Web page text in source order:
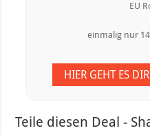
EU
einmalig nur
HIER GEHT ES
Teile diesen Deal -